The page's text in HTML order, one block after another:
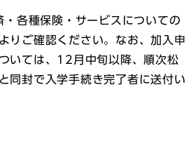
各種保険・サービスについての
よりご確認ください。なお、加入申
いては、12月中旬以降、順次松
同封で入学手続き完了者に送付い